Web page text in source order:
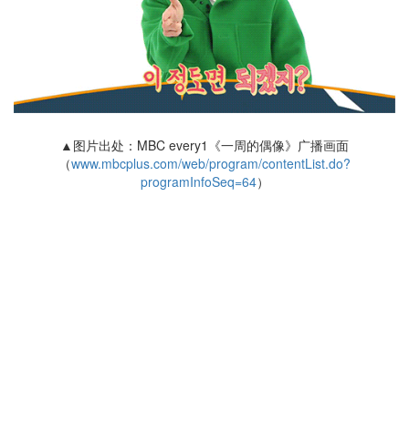
▲图片出处：MBC every1《一周的偶像》广播画面
（www.mbcplus.com/web/program/contentList.do?
programInfoSeq=64）